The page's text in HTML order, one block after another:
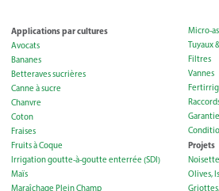
Applications par cultures
Avocats
Bananes
Betteraves sucrières
Canne à sucre
Chanvre
Coton
Fraises
Fruits à Coque
Irrigation goutte-à-goutte enterrée (SDI)
Maïs
Maraîchage Plein Champ
Micro-
Tuyaux
Filtres
Vannes
Projets
Olives,